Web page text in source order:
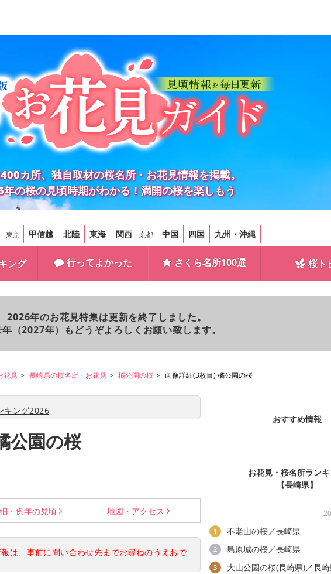
カ所、独自取材の桜名所・お花見情報を掲載。
の桜の見頃時期がわかる！満開の桜を楽しもう
東京 甲信越 北陸 東海 関西 京都 中国 四国 九州・沖縄
ング 行ってよかった さくら名所100選 桜ト
2026年のお花見特集は更新を終了しました。
（2027年）もどうぞよろしくお願い致します。
花見 長崎県の桜名所・お花見 橘公園の桜 画像詳細(3枚目) 橘公園の桜
キング2026
公園の桜
・例年の見頃 地図・ アクセス
は、事前に問い合わせ先までお尋ねのうえおで
おすすめ情報
お花見・桜名所ラン
【長崎県】
1 不老山の桜／長崎県
2 島原城の桜／長崎県
3 大山公園の桜(長崎県)／長